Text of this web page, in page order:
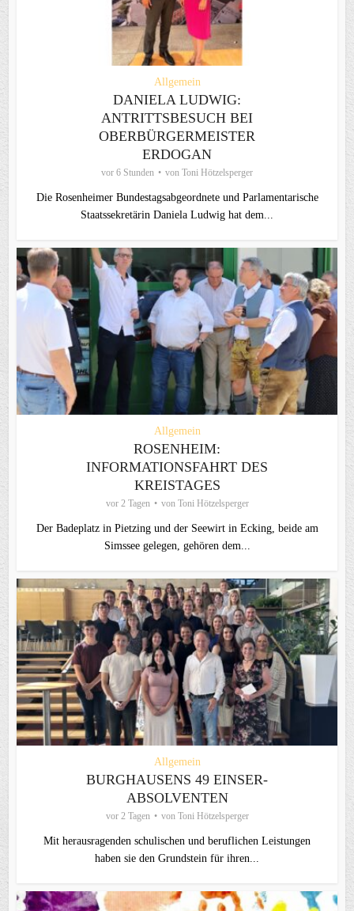
Allgemein
DANIELA LUDWIG:
ANTRITTSBESUCH BEI
OBERBÜRGERMEISTER
ERDOGAN
vor 6 Stunden von Toni Hötzelsperger
Die Rosenheimer Bundestagsabgeordnete und Parlamentarische
Staatssekretärin Daniela Ludwig hat dem...
Allgemein
ROSENHEIM:
INFORMATIONSFAHRT DES
KREISTAGES
vor 2 Tagen von Toni Hötzelsperger
Der Badeplatz in Pietzing und der Seewirt in Ecking, beide am
Simssee gelegen, gehören dem...
Allgemein
BURGHAUSENS 49 EINSER-
ABSOLVENTEN
vor 2 Tagen von Toni Hötzelsperger
Mit herausragenden schulischen und beruflichen Leistungen
haben sie den Grundstein für ihren...